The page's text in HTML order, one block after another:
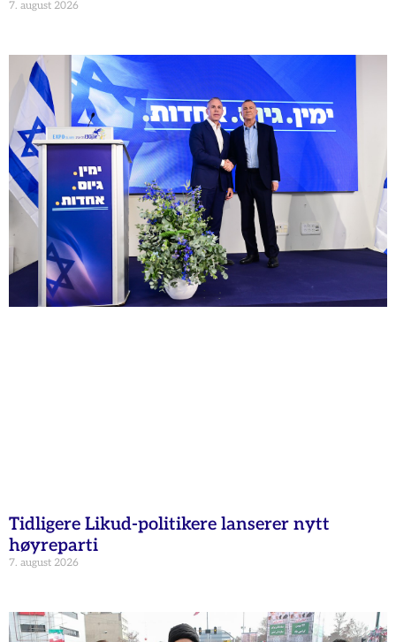
7. august 2026
Tidligere Likud-politikere lanserer nytt
høyreparti
7. august 2026